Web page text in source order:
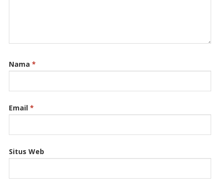
Nama *
Email *
Situs Web